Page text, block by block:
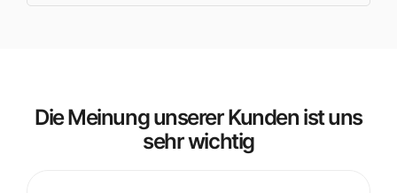
Die Meinung unserer Kunden ist uns
sehr wichtig